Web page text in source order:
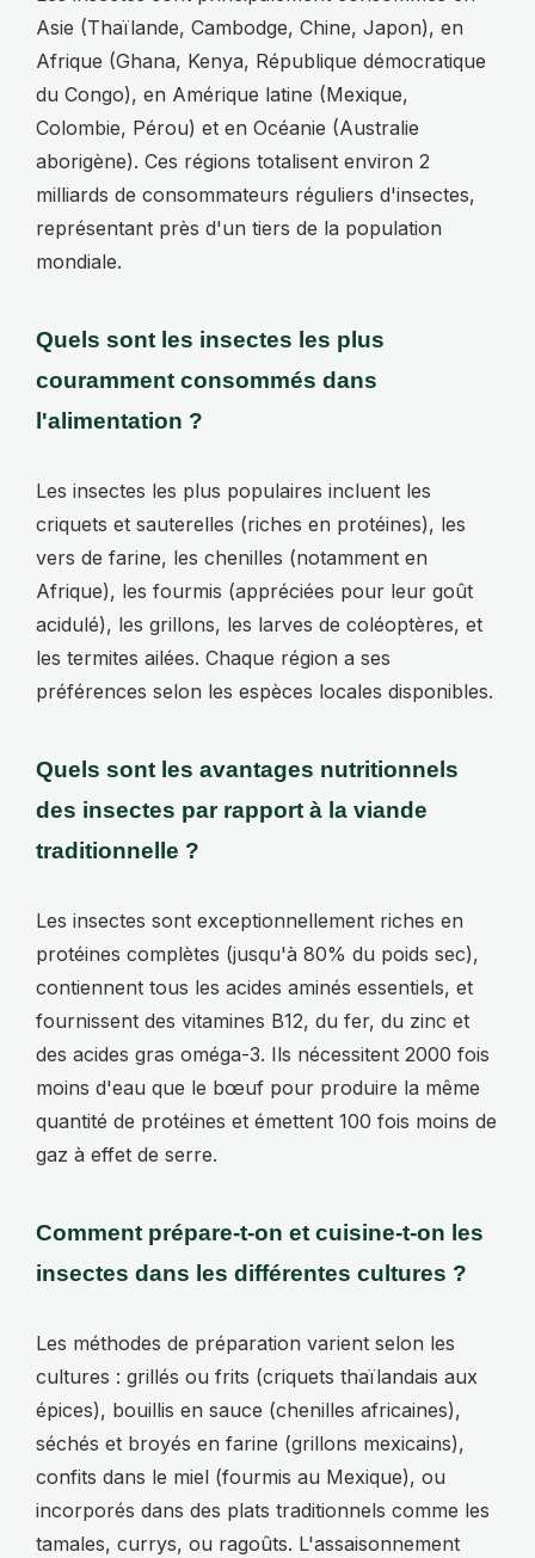
Asie (Thaïlande, Cambodge, Chine, Japon), en
Afrique (Ghana, Kenya, République démocratique
du Congo), en Amérique latine (Mexique,
Colombie, Pérou) et en Océanie (Australie
aborigène). Ces régions totalisent environ 2
milliards de consommateurs réguliers d'insectes,
représentant près d'un tiers de la population
mondiale.
Quels sont les insectes les plus
couramment consommés dans
l'alimentation ?
Les insectes les plus populaires incluent les
criquets et sauterelles (riches en protéines), les
vers de farine, les chenilles (notamment en
Afrique), les fourmis (appréciées pour leur goût
acidulé), les grillons, les larves de coléoptères, et
les termites ailées. Chaque région a ses
préférences selon les espèces locales disponibles.
Quels sont les avantages nutritionnels
des insectes par rapport à la viande
traditionnelle ?
Les insectes sont exceptionnellement riches en
protéines complètes (jusqu'à 80% du poids sec),
contiennent tous les acides aminés essentiels, et
fournissent des vitamines B12, du fer, du zinc et
des acides gras oméga-3. Ils nécessitent 2000 fois
moins d'eau que le bœuf pour produire la même
quantité de protéines et émettent 100 fois moins de
gaz à effet de serre.
Comment prépare-t-on et cuisine-t-on les
insectes dans les différentes cultures ?
Les méthodes de préparation varient selon les
cultures : grillés ou frits (criquets thaïlandais aux
épices), bouillis en sauce (chenilles africaines),
séchés et broyés en farine (grillons mexicains),
confits dans le miel (fourmis au Mexique), ou
incorporés dans des plats traditionnels comme les
tamales, currys, ou ragoûts. L'assaisonnement